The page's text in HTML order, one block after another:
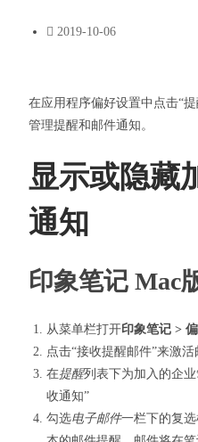
2019-10-06
在应用程序偏好设置中点击“
管理提醒和邮件通知。
显示或隐藏
通知
印象笔记 Mac
从菜单栏打开印象笔记 >
点击“接收提醒邮件”来激
在提醒列表下为加入的企
收通知”
勾选电子邮件一栏下的复